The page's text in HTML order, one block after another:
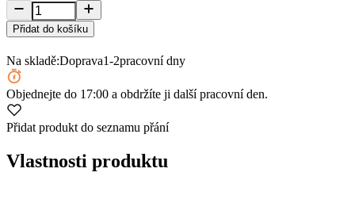
Přidat do košíku
Na skladě:Doprava1-2pracovní dny
Objednejte do 17:00 a obdržíte ji další pracovní den.
Přidat produkt do seznamu přání
Vlastnosti produktu